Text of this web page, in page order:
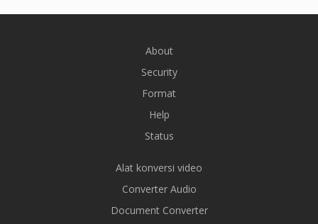
About
Security
Format
Help
Status
Alat konversi video
Converter Audio
Document Converter